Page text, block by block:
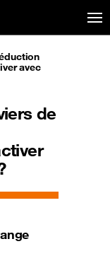
avec
de